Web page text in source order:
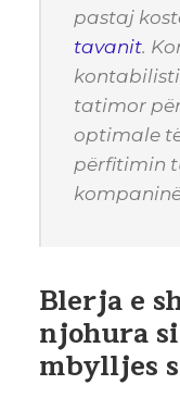
pastaj
tavanit.
tatimor
optimale
përfitimin
Blerja e
njohura
mbylljes